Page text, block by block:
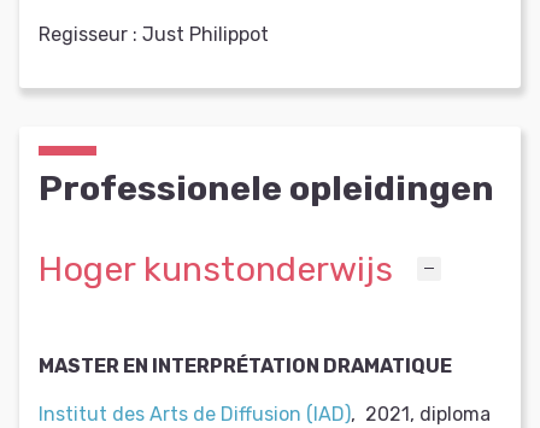
Regisseur : Just Philippot
Professionele opleidingen
Hoger kunstonderwijs
MASTER EN INTERPRÉTATION DRAMATIQUE
Institut des Arts de Diffusion (IAD), 2021, diploma